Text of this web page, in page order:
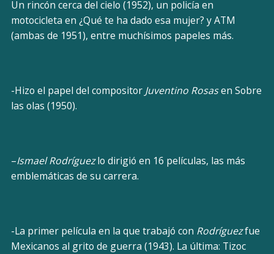
Un rincón cerca del cielo (1952), un policía en
motocicleta en ¿Qué te ha dado esa mujer? y ATM
(ambas de 1951), entre muchísimos papeles más.
-Hizo el papel del compositor Juventino Rosasen Sobre
las olas (1950).
–Ismael Rodríguezlo dirigió en 16 películas, las más
emblemáticas de su carrera.
-La primer película en la que trabajó con Rodríguezfue
Mexicanos al grito de guerra (1943). La última: Tizoc